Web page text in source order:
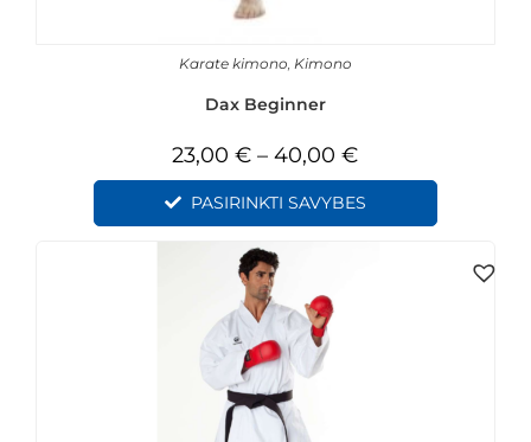
Karate kimono Kimono
Dax Beginner
23,00€ – 40,00€
PASIRINKTI SAVYBES